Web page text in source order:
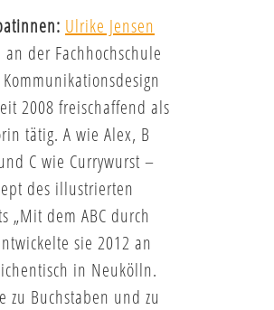
Ulrike Jensen
der Fachhochschule
2008 freischaffend als
tätig. A wie Alex, B
C wie Currywurst –
des illustrierten
„Mit dem ABC durch
sie 2012 an
in Neukölln.
zu Buchstaben und zu